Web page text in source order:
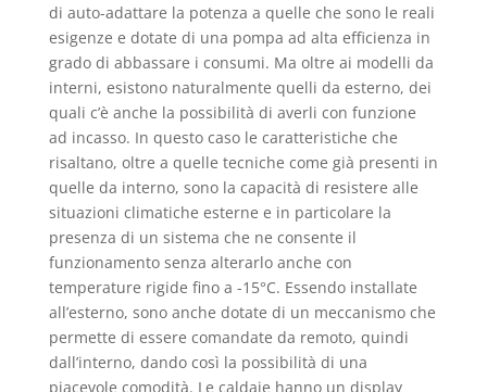
di auto-adattare la potenza a quelle che sono le reali
esigenze e dotate di una pompa ad alta efficienza in
grado di abbassare i consumi. Ma oltre ai modelli da
interni, esistono naturalmente quelli da esterno, dei
quali c’è anche la possibilità di averli con funzione
ad incasso. In questo caso le caratteristiche che
risaltano, oltre a quelle tecniche come già presenti in
quelle da interno, sono la capacità di resistere alle
situazioni climatiche esterne e in particolare la
presenza di un sistema che ne consente il
funzionamento senza alterarlo anche con
temperature rigide fino a -15°C. Essendo installate
all’esterno, sono anche dotate di un meccanismo che
permette di essere comandate da remoto, quindi
dall’interno, dando così la possibilità di una
piacevole comodità. Le caldaie hanno un display